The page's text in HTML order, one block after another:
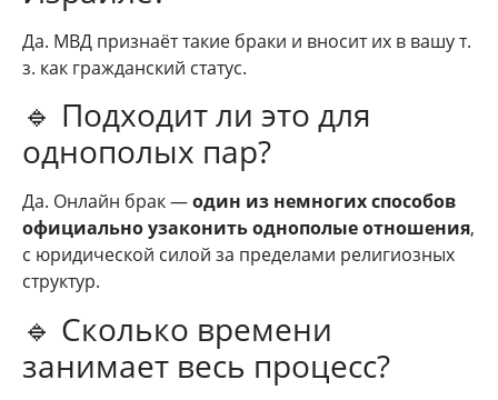
Да. МВД признаёт такие браки и вносит их в вашу т.
з. как гражданский статус.
🔹 Подходит ли это для
однополых пар?
Да. Онлайн брак —один из немногих способов
официально узаконить однополые отношения,
с юридической силой за пределами религиозных
структур.
🔹 Сколько времени
занимает весь процесс?